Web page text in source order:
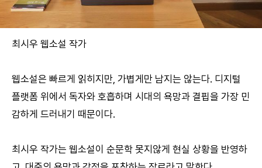
최시우 웹소설 작가
웹소설은 빠르게 읽히지만, 가볍게만 남지는 않는다. 디지털
플랫폼 위에서 독자와 호흡하며 시대의 욕망과 결핍을 가장 민
감하게 드러내기 때문이다.
최시우 작가는 웹소설이 순문학 못지않게 현실 상황을 반영하